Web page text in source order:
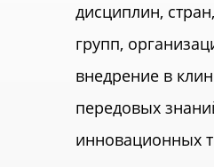
дисциплин,
групп,
внедрение в
передовых
инновационных